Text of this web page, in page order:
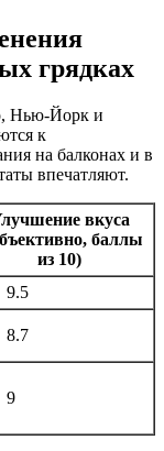
грядках
Нью-Йорк и
к
на балконах и в
впечатляют.
вкуса
баллы
из 10)
9